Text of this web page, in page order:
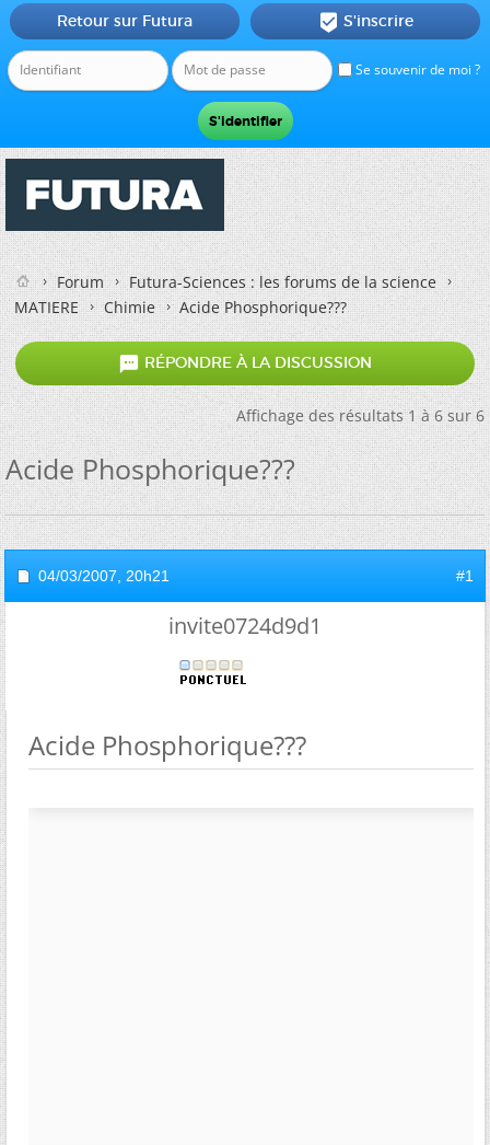
Se souvenir de moi ?
Retour sur Futura  S'inscrire
Forum
Futura-Sciences : les forums de la science
MATIERE
Chimie Acide Phosphorique???
 RÉPONDRE À LA DISCUSSION
Affichage des résultats 1 à 6 sur 6
Acide Phosphorique???
04/03/2007, 20h21 #1
invite0724d9d1
Acide Phosphorique???